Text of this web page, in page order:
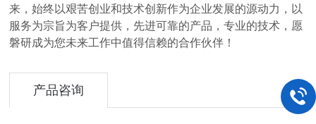
来，始终以艰苦创业和技术创新作为企业发展的源动力，以
服务为宗旨为客户提供，先进可靠的产品，专业的技术，愿
磐研成为您未来工作中值得信赖的合作伙伴！
产品咨询